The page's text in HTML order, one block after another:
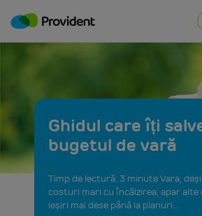
Ghidul care îți
bugetul de vară
Timp de lectură: 3 minute Vara,
costuri mari cu încălzirea, apar alte
ieșiri mai dese până la planuri...